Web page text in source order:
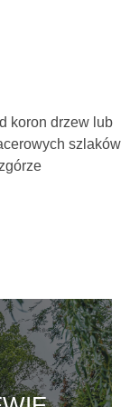
koron drzew lub
szlaków